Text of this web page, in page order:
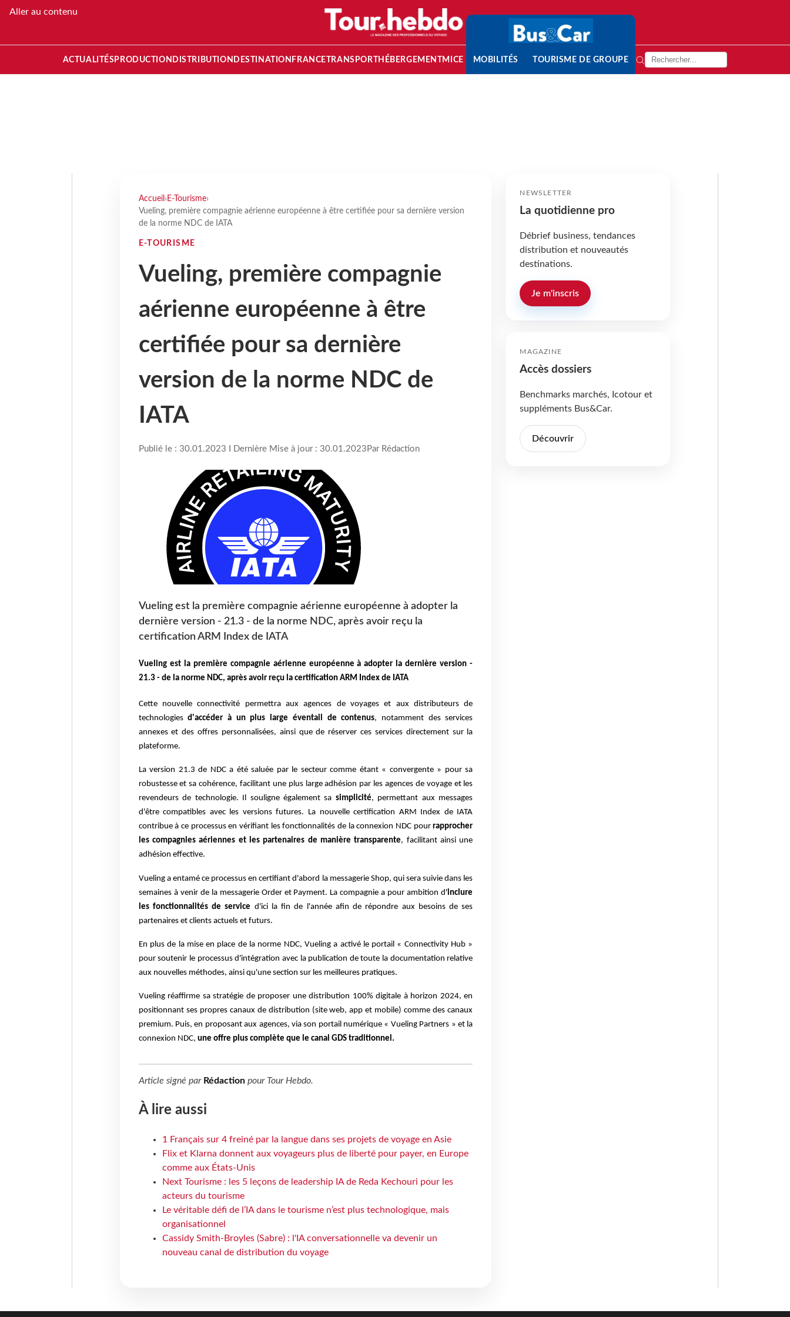
Aller au contenu
ACTUALITÉS PRODUCTION DISTRIBUTION DESTINATION FRANCETRANSPORT HÉBERGEMENTMICE MOBILITÉS TOURISME DE GROUPE
Accueil › E-Tourisme›
Vueling, première compagnie aérienne européenne à être certifiée pour sa dernière version
de la norme NDC de IATA
E-TOURISME
Vueling, première compagnie
aérienne européenne à être
certifiée pour sa dernière
version de la norme NDC de
IATA
Publié le : 30.01.2023 I Dernière Mise à jour : 30.01.2023 Par Rédaction
Vueling est la première compagnie aérienne européenne à adopter la
dernière version - 21.3 - de la norme NDC, après avoir reçu la
certification ARM Index de IATA
Vueling est la première compagnie aérienne européenne à adopter la dernière version -
21.3 - de la norme NDC, après avoir reçu la certification ARM Index de IATA
Cette nouvelle connectivité permettra aux agences de voyages et aux distributeurs de
technologiesd'accéder à un plus large éventail de contenus, notamment des services
annexes et des offres personnalisées, ainsi que de réserver ces services directement sur la
plateforme.
La version 21.3 de NDC a été saluée par le secteur comme étant « convergente » pour sa
robustesse et sa cohérence, facilitant une plus large adhésion par les agences de voyage et les
revendeurs de technologie. Il souligne également sa simplicité, permettant aux messages
d'être compatibles avec les versions futures. La nouvelle certification ARM Index de IATA
contribue à ce processus en vérifiant les fonctionnalités de la connexion NDC pourrapprocher
les compagnies aériennes et les partenaires de manière transparente, facilitant ainsi une
adhésion effective.
Vueling a entamé ce processus en certifiant d'abord la messagerie Shop, qui sera suivie dans les
semaines à venir de la messagerie Order et Payment. La compagnie a pour ambition d'inclure
les fonctionnalités de service d'ici la fin de l'année afin de répondre aux besoins de ses
partenaires et clients actuels et futurs.
En plus de la mise en place de la norme NDC, Vueling a activé le portail « Connectivity Hub »
pour soutenir le processus d'intégration avec la publication de toute la documentation relative
aux nouvelles méthodes, ainsi qu'une section sur les meilleures pratiques.
Vueling réaffirme sa stratégie de proposer une distribution 100% digitale à horizon 2024, en
positionnant ses propres canaux de distribution (site web, app et mobile) comme des canaux
premium. Puis, en proposantaux agences, via son portail numérique « Vueling Partners » et la
connexion NDC, une offre plus complète que le canal GDS traditionnel.
Article signé par Rédactionpour Tour Hebdo.
À lire aussi
1 Français sur 4 freiné par la langue dans ses projets de voyage en Asie
Flix et Klarna donnent aux voyageurs plus de liberté pour payer, en Europe
comme aux États-Unis
Next Tourisme : les 5 leçons de leadership IA de Reda Kechouri pour les
acteurs du tourisme
Le véritable défi de l’IA dans le tourisme n’est plus technologique, mais
organisationnel
Cassidy Smith-Broyles (Sabre) : l'IA conversationnelle va devenir un
nouveau canal de distribution du voyage
NEWSLETTER
La quotidienne pro
Débrief business, tendances
distribution et nouveautés
destinations.
Je m'inscris
MAGAZINE
Accès dossiers
Benchmarks marchés, Icotour et
suppléments Bus&Car.
Découvrir